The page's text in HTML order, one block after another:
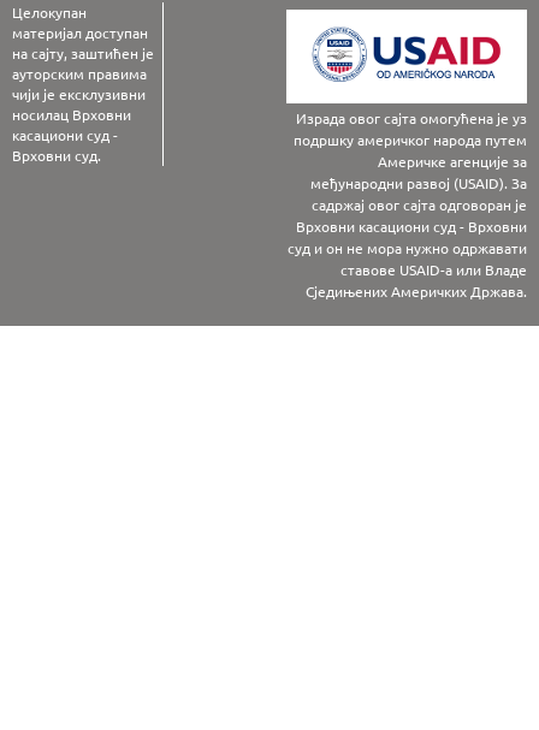
Целокупан
материјал доступан
на сајту, заштићен је
ауторским правима
чији је ексклузивни
носилац Врховни
касациони суд -
Врховни суд.
Израда овог сајта омогућена је уз
подршку америчког народа путем
Америчке агенције за
међународни развој (USAID). За
садржај овог сајта одговоран је
Врховни касациони суд - Врховни
суд и он не мора нужно одржавати
ставове USAID-а или Владе
Сједињених Америчких Држава.